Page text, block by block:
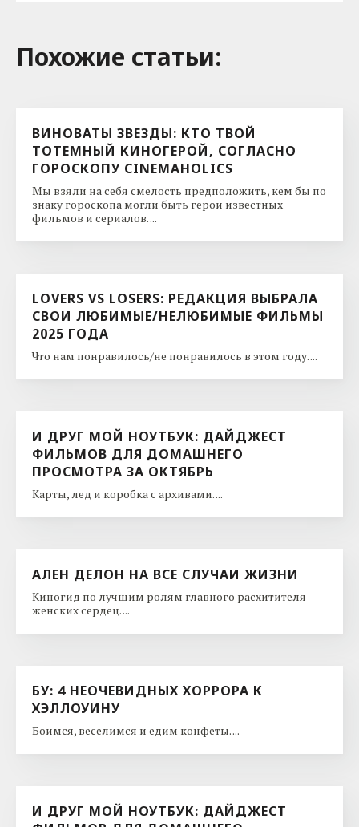
Похожие cтатьи:
ВИНОВАТЫ ЗВЕЗДЫ: КТО ТВОЙ
ТОТЕМНЫЙ КИНОГЕРОЙ, СОГЛАСНО
ГОРОСКОПУ CINEMAHOLICS
Мы взяли на себя смелость предположить, кем бы по
знаку гороскопа могли быть герои известных
фильмов и сериалов. ...
LOVERS VS LOSERS: РЕДАКЦИЯ ВЫБРАЛА
СВОИ ЛЮБИМЫЕ/НЕЛЮБИМЫЕ ФИЛЬМЫ
2025 ГОДА
Что нам понравилось/не понравилось в этом году. ...
И ДРУГ МОЙ НОУТБУК: ДАЙДЖЕСТ
ФИЛЬМОВ ДЛЯ ДОМАШНЕГО
ПРОСМОТРА ЗА ОКТЯБРЬ
Карты, лед и коробка с архивами. ...
АЛЕН ДЕЛОН НА ВСЕ СЛУЧАИ ЖИЗНИ
Киногид по лучшим ролям главного расхитителя
женских сердец. ...
БУ: 4 НЕОЧЕВИДНЫХ ХОРРОРА К
ХЭЛЛОУИНУ
Боимся, веселимся и едим конфеты. ...
И ДРУГ МОЙ НОУТБУК: ДАЙДЖЕСТ